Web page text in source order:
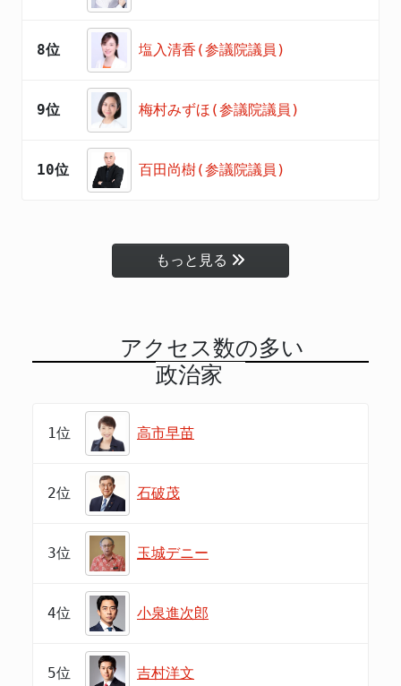
8位 塩入清香(参議院議員)
9位 梅村みずほ(参議院議員)
10位 百田尚樹(参議院議員)
もっと見る
アクセス数の多い
政治家
1位 高市早苗
2位 石破茂
3位 玉城デニー
4位 小泉進次郎
5位 吉村洋文